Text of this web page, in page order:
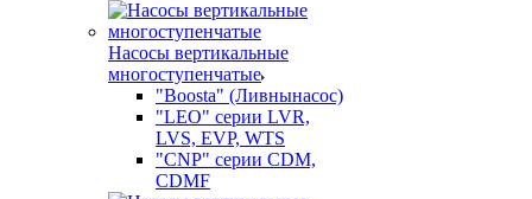
Насосы вертикальные
многоступенчатые
"Boosta" (Ливнынасос)
"LEO" серии LVR,
LVS, EVP, WTS
"CNP" серии CDM,
CDMF